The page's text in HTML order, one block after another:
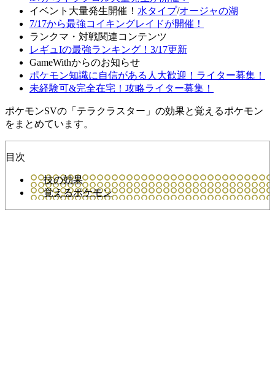
イベント大量発生開催！ 水タイプ/オージャの湖
7/17から最強コイキングレイドが開催！
ランクマ・対戦関連コンテンツ
レギュIの最強ランキング！3/17更新
GameWithからのお知らせ
ポケモン知識に自信がある人大歓迎！ライター募集！
未経験可&完全在宅！攻略ライター募集！
ポケモンSVの「テラクラスター」の効果と覚えるポケモン
をまとめています。
目次
技の効果
覚えるポケモン